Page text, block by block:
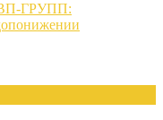
ГРУПП: